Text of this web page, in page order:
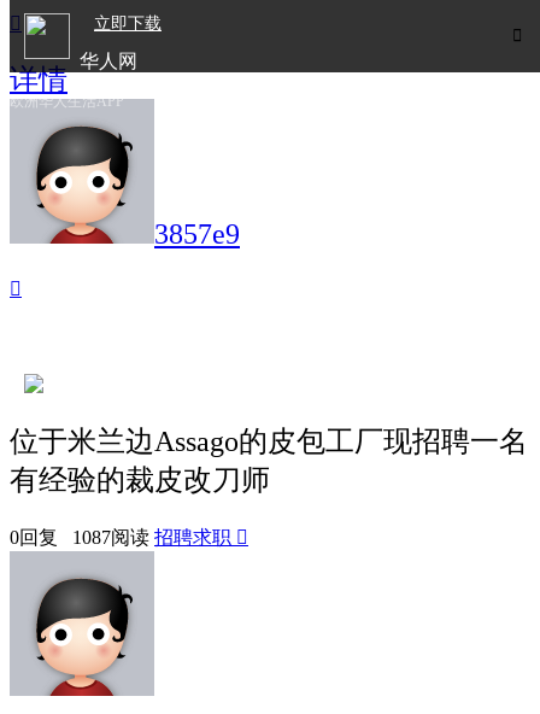

立即下载
华人网
欧洲华人生活APP

详情
3857e9

位于米兰边Assago的皮包工厂现招聘一名
有经验的裁皮改刀师
0回复 1087阅读 招聘求职 